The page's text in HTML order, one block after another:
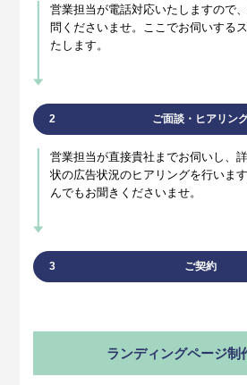
営業担当が電話対応いたしますので
問くださいませ。ここでお伺いする
たします。
2 ご面談・ヒアリン
営業担当が直接貴社までお伺いし、
状の広告状況のヒアリングを行いま
んでもお聞きくださいませ。
3 ご契約
ランディングページ制